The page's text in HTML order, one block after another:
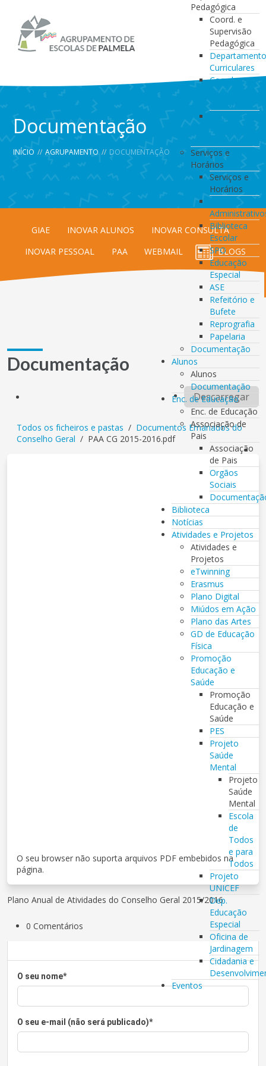
Pedagógica
Coord. e
Supervisão
Pedagógica
Curriculares
Coordenação
da Direção
de Turma
Coordenação
de
Serviços e
Horários
Serviços e
Horários
Serviços
Biblioteca
Escolar
SPO
Educação
Especial
ASE
Refeitório e
Bufete
Reprografia
Papelaria
Documentação
Alunos
Alunos
Documentação
Enc. de Educação
Enc. de Educação
Associação de
Pais
Associação
de Pais
Orgãos
Sociais
Biblioteca
Notícias
Atividades e Projetos
Atividades e
Projetos
eTwinning
Erasmus
Plano Digital
Miúdos em Ação
Plano das Artes
GD de Educação
Física
Promoção
Educação e
Saúde
Promoção
Educação e
Saúde
PES
Projeto
Saúde
Mental
Projeto
Saúde
Mental
Escola
de
Todos
e para
Todos
Projeto
UNICEF
Dep.
Educação
Especial
Oficina de
Jardinagem
Cidadania e
Eventos
Documentação
INÍCIO // AGRUPAMENTO // DOCUMENTAÇÃO
GIAE INOVAR ALUNOS
INOVAR CONSULTA
INOVAR PESSOAL
PAA WEBMAIL BLOGS
Documentação
Descarregar
Todos os ficheiros e pastas / Documentos Emanados do
Conselho Geral / PAA CG 2015-2016.pdf
O seu browser não suporta arquivos PDF embebidos na
página.
Plano Anual de Atividades do Conselho Geral 2015/2016
0 Comentários
O seu nome*
O seu e-mail (não será publicado)*